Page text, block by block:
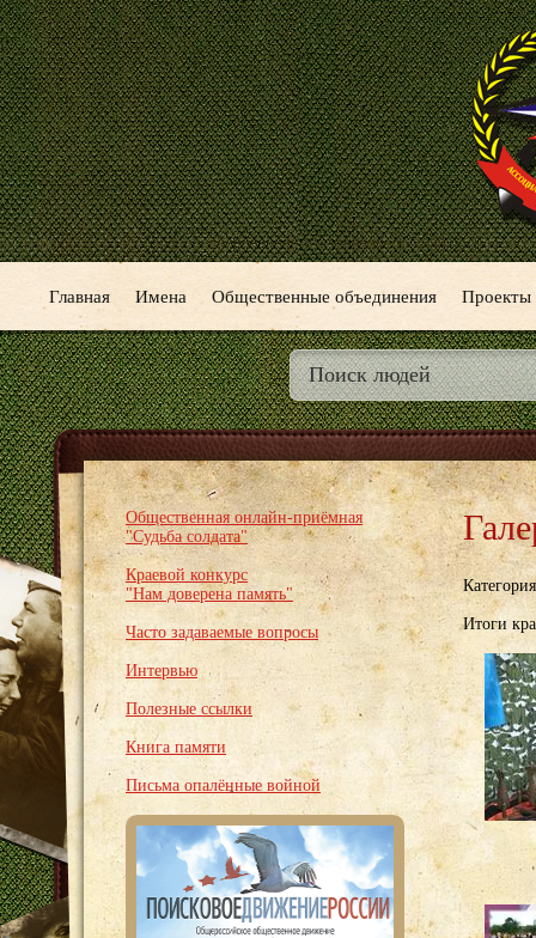
Главная Имена Общественные объединения Проекты
Общественная онлайн-приёмная
"Судьба солдата"
Краевой конкурс
"Нам доверена память"
Часто задаваемые вопросы
Интервью
Полезные ссылки
Книга памяти
Письма опалённые войной
Итоги